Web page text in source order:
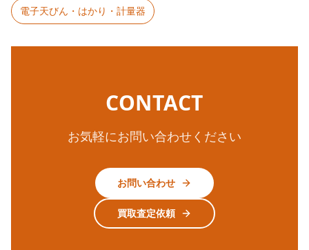
電子天びん・はかり・計量器
CONTACT
お気軽にお問い合わせください
お問い合わせ
買取査定依頼